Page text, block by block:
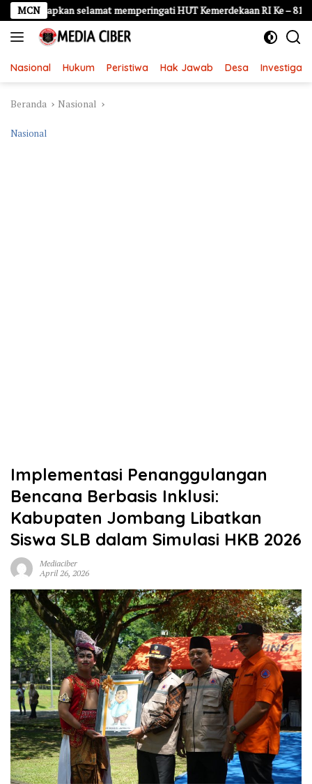
Langsung
ke
konten
MCN
selamat memperingati HUT Kemerdekaan RI Ke – 81 LDKS
Nasional Hukum Peristiwa Hak Jawab Desa Investigasi
Beranda Nasional
Nasional
Implementasi Penanggulangan
Bencana Berbasis Inklusi:
Kabupaten Jombang Libatkan
Siswa SLB dalam Simulasi HKB 2026
Mediaciber
April 26, 2026